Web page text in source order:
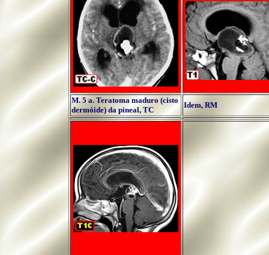
M. 5 a. Teratoma maduro (cisto
dermóide) da pineal, TC
Idem, RM